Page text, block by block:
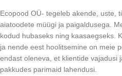
Ecopood OÜ- tegeleb akende, uste,
aiatoodete müügi ja paigaldusega.
kodud hubaseks ning kaasaegseks.
ja nende eest hoolitsemine on meie
endast oleneva, et klientide vajadusi
pakkudes parimaid lahendusi.